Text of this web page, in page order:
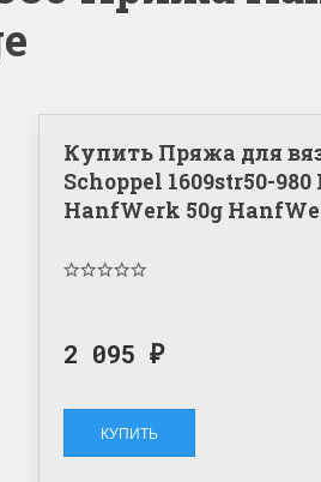
Купить Пряжа для
Schoppel 1609str50-
HanfWerk 50g
2 095 ₽